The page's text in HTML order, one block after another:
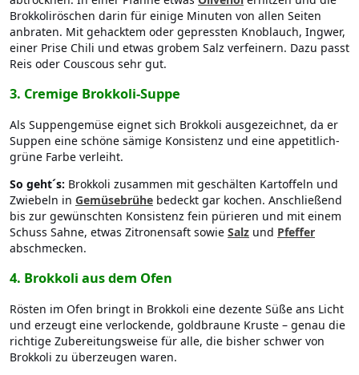
Brokkoliröschen darin für einige Minuten von allen Seiten
anbraten. Mit gehacktem oder gepressten Knoblauch, Ingwer,
einer Prise Chili und etwas grobem Salz verfeinern. Dazu passt
Reis oder Couscous sehr gut.
3. Cremige Brokkoli-Suppe
Als Suppengemüse eignet sich Brokkoli ausgezeichnet, da er
Suppen eine schöne sämige Konsistenz und eine appetitlich-
grüne Farbe verleiht.
So geht´s: Brokkoli zusammen mit geschälten Kartoffeln und
Zwiebeln in Gemüsebrühe bedeckt gar kochen. Anschließend
bis zur gewünschten Konsistenz fein pürieren und mit einem
Schuss Sahne, etwas Zitronensaft sowie Salz und Pfeffer
abschmecken.
4. Brokkoli aus dem Ofen
Rösten im Ofen bringt in Brokkoli eine dezente Süße ans Licht
und erzeugt eine verlockende, goldbraune Kruste – genau die
richtige Zubereitungsweise für alle, die bisher schwer von
Brokkoli zu überzeugen waren.